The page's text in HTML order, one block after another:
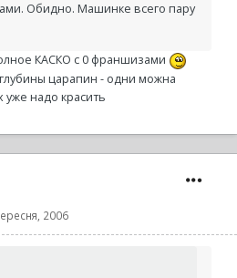
Обидно. Машинке всего пару
КАСКО с 0 франшизами
царапин - одни можна
уже надо красить
2006